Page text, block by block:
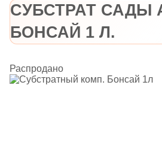
СУБСТРАТ САДЫ
БОНСАЙ 1 Л.
Распродано